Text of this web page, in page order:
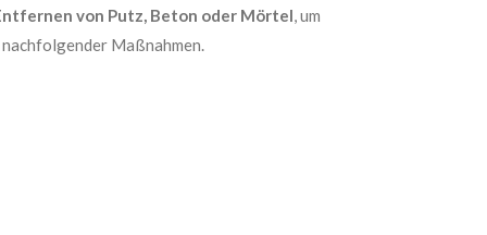
von Putz, Beton oder Mörtel, um
Maßnahmen.